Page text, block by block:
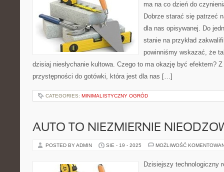
ma na co dzień do
Dobrze starać się patrzeć
dla nas opisywanej. Do
stanie na przykład
powinniśmy wskazać, że
dzisiaj niesłychanie kultowa. Czego to ma okazję być efektem?
przystępności do gotówki, która jest dla nas […]
CATEGORIES: MINIMALISTYCZNY OGRÓD
AUTO TO NIEZMIERNIE
POSTED BY ADMIN SIE - 19 - 2025 MOŻLIWOŚĆ
Dzisiejszy technologiczny